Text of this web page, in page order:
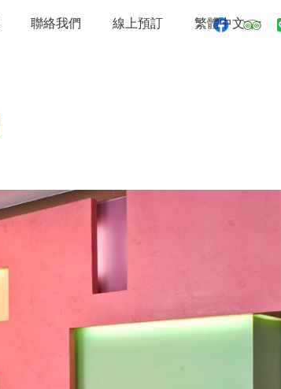
聯絡我們 線上預訂 繁體中文